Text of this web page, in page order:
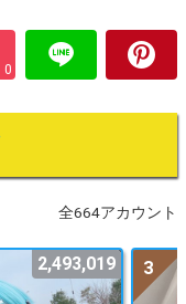
0
全664アカウント
2,493,019 3